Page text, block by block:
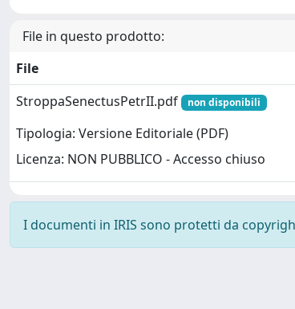
File in questo prodotto:
File
StroppaSenectusPetrII.pdf
non disponibili
Tipologia: Versione Editoriale (PDF)
Licenza: NON PUBBLICO - Accesso chiuso
I documenti in IRIS sono protetti da